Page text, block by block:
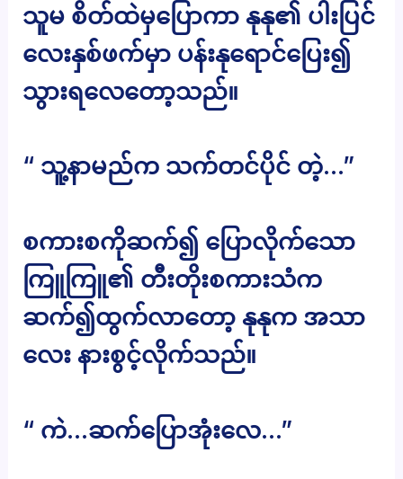
သူမ စိတ်ထဲမှပြောကာ နုနု၏ ပါးပြင်
လေးနှစ်ဖက်မှာ ပန်းနုရောင်ပြေး၍
သွားရလေတော့သည်။
“ သူ့နာမည်က သက်တင်ပိုင် တဲ့…”
စကားစကိုဆက်၍ ပြောလိုက်သော
ကြူကြူ၏ တီးတိုးစကားသံက
ဆက်၍ထွက်လာတော့ နုနုက အသာ
လေး နားစွင့်လိုက်သည်။
“ ကဲ…ဆက်ပြောအုံးလေ…”